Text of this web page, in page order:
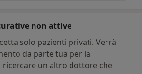
non attive
solo pazienti privati. Verrà
da parte tua per la
ricercare un altro dottore che